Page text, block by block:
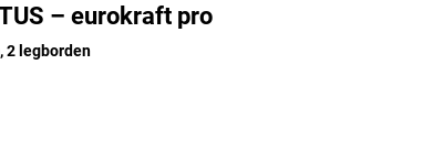
– eurokraft pro
2 legborden